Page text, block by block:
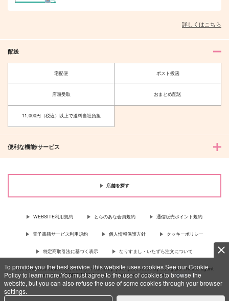
To provide you the best service, this website uses cookies.See our Cookie
Policy to learn more.You must agree to the use of cookies to browse the
website, but you can also refuse the use of some cookies through your browser
settings.
詳しくはこちら
配送
宅配便 ポスト投函
店頭受取 おまとめ配送
11,000円（税込）以上で送料当社負担
便利な機能/サービス
店舗を探す
WEBSITE利用規約 とらのあな会員規約 通信販売ポイント規約
電子書籍サービス利用規約 個人情報保護方針 クッキーポリシー
特定商取引法に基づく表示 なりすまし・いたずら注文について
For Overseas customer, now you can ship your purchases by using purchases agent
services “AOCS”! Click {more…} for more information …more